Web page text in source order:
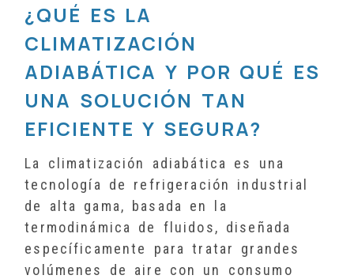
¿QUÉ ES LA
CLIMATIZACIÓN
ADIABÁTICA Y POR QUÉ ES
UNA SOLUCIÓN TAN
EFICIENTE Y SEGURA?
La climatización adiabática es una
tecnología de refrigeración industrial
de alta gama, basada en la
termodinámica de fluidos, diseñada
específicamente para tratar grandes
volúmenes de aire con un consumo